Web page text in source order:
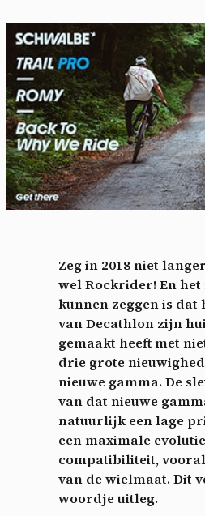
Zeg in 2018 niet
wel Rockrider! En het
kunnen zeggen is dat
van Decathlon zijn
gemaakt heeft met
drie grote
nieuwe gamma. De
van dat nieuwe
natuurlijk een lage
een maximale
compatibiliteit,
van de wielmaat. Dit
woordje uitleg.